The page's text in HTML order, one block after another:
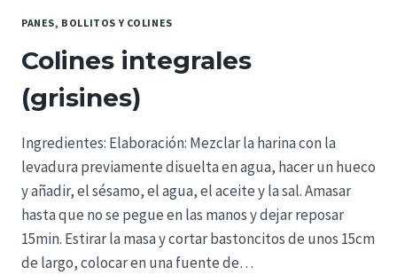
ROMERO
ACEITUNAS
PANES, BOLLITOS Y COLINES
Colines integrales
(grisines)
Ingredientes: Elaboración: Mezclar la harina con la
levadura previamente disuelta en agua, hacer un hueco
y añadir, el sésamo, el agua, el aceite y la sal. Amasar
hasta que no se pegue en las manos y dejar reposar
15min. Estirar la masa y cortar bastoncitos de unos 15cm
de largo, colocar en una fuente de…